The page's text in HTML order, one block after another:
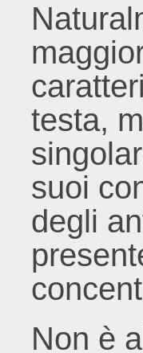
testa,
suoi
degli
Non è